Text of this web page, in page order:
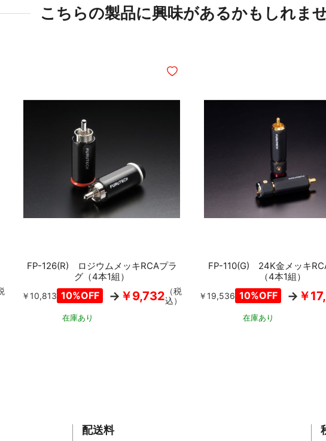
こちらの製品に興味があるかもしれま
いものリストに追加
10%OFF
￥10,813 ￥9,732 （税
込）
FP-126(R) ロジウムメッキRCAプラ
グ（4本1組）
在庫あり
ほしいものリストに追加
10%OFF
￥19,536 ￥
FP-110(G) 24K金メッキ
（4本1組）
在庫あり
配送料